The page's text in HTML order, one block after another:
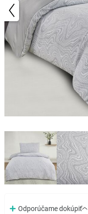
Odporúčame dokúpiť